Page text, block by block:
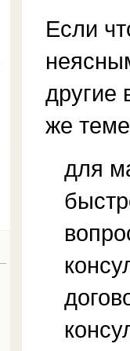
Если
другие
же
для